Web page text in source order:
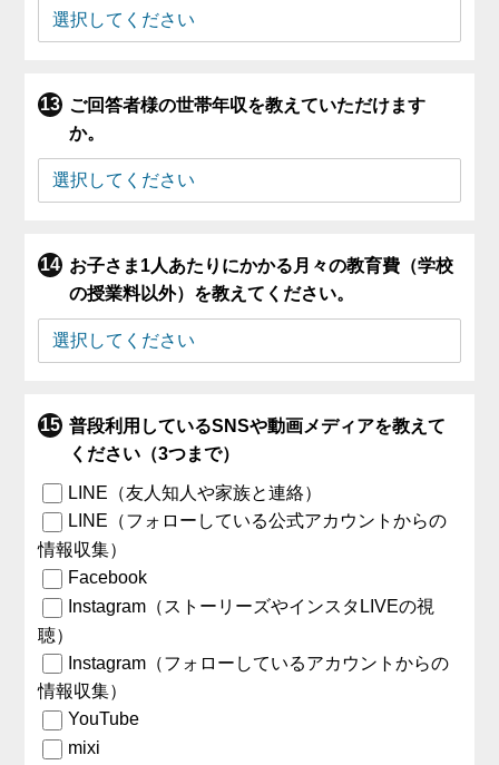
ご回答者様の世帯年収を教えていただけます
か。
お子さま1人あたりにかかる月々の教育費（学校
の授業料以外）を教えてください。
普段利用しているSNSや動画メディアを教えて
ください（3つまで）
LINE（友人知人や家族と連絡）
LINE（フォローしている公式アカウントからの
情報収集）
Facebook
Instagram（ストーリーズやインスタLIVEの視
聴）
Instagram（フォローしているアカウントからの
情報収集）
YouTube
mixi